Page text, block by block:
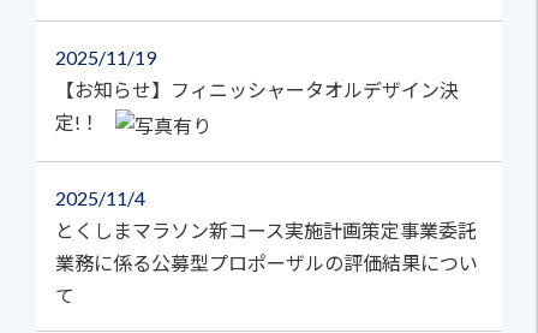
2025 11/19
【お知らせ】フィニッシャータオルデザイン決
定!！
2025 11/4
とくしまマラソン新コース実施計画策定事業委託
業務に係る公募型プロポーザルの評価結果につい
て